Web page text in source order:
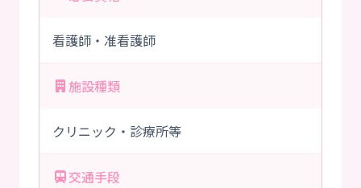
看護師・准看護師
施設種類
クリニック・診療所等
交通手段